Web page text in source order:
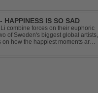
HAPPINESS IS SO SAD
combine forces on their euphoric
of Sweden's biggest global artists,
how the happiest moments are